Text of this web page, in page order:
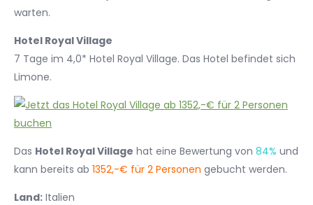
warten.
Hotel Royal Village
7 Tage im 4,0* Hotel Royal Village. Das Hotel befindet sich
Limone.
Das Hotel Royal Village hat eine Bewertung von 84% und
kann bereits ab 1352,-€ für 2 Personen gebucht werden.
Land: Italien